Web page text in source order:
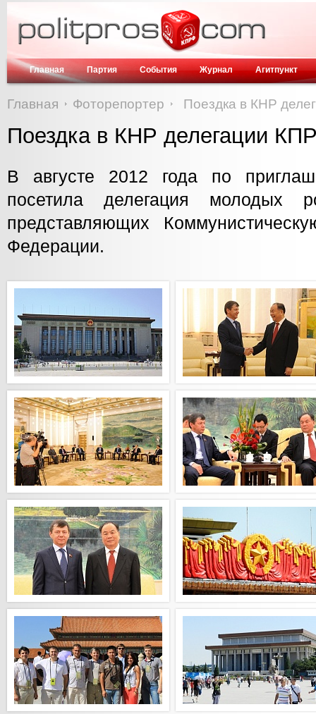
Главная Партия События Журнал Агитпункт
Главная Фоторепортер Поездка в КНР
Поездка в КНР делегации
В августе 2012 года по
посетила делегация молодых
представляющих
Федерации.